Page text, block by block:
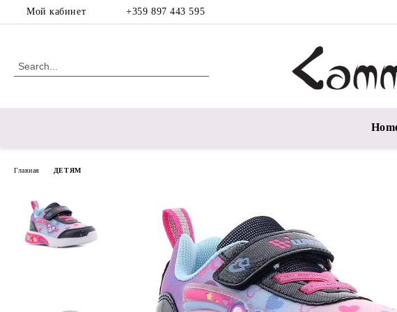
Мой кабинет +359 897 443 595
Главная ДЕТЯМ